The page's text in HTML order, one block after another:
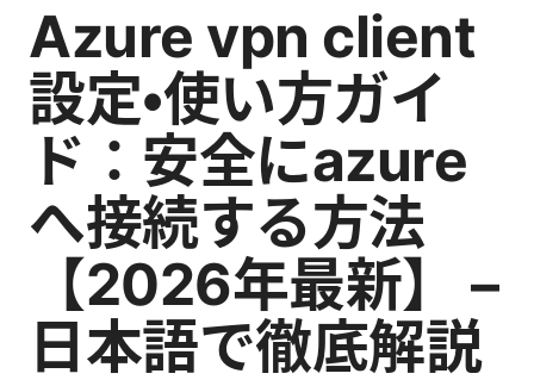
Azure vpn client
設定・使い方ガイ
ド：安全にazure
へ接続する方法
【2026年最新】 –
日本語で徹底解説